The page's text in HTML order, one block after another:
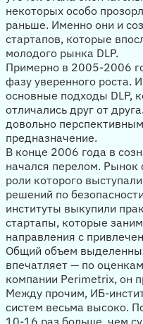
некоторых особо
раньше. Именно они и
стартапов, которые
молодого рынка DLP.
Примерно в 2005-2006
фазу уверенного роста.
основные подходы DLP,
отличались друг от
довольно
предназначение.
В конце 2006 года в
начался перелом. Рынок
роли которого
решений по
институты выкупили
стартапы, которые
направления с
Общий объем
впечатляет — по
компании Perimetrix, он
Между прочим, ИБ-
систем весьма высоко.
10-16 раз больше, чем